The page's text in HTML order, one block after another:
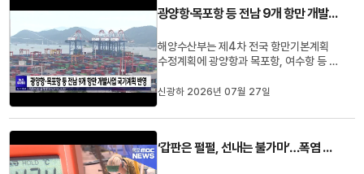
무 협의를 진행했습니다.또 S...
광양항·목포항 등 전남 9개 항만 개발사업 국가계획 반영
해양수산부는 제4차 전국 항만기본계획
수정계획에 광양항과 목포항, 여수항 등 9
반영했습니다.광양항은 율촌산단 연결도로
두와 배후단지 조성, 여수항과 완도항은 재
이번 계획 반영으로 사업 추진...
신광하 2026년 07월 27일
‘갑판은 펄펄, 선내는 불가마’…폭염 속 조선소